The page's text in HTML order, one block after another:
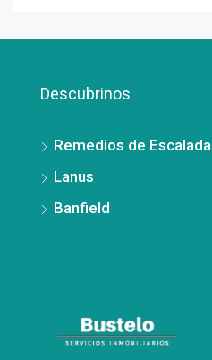
Descubrinos
Remedios de Escalada
Lanus
Banfield